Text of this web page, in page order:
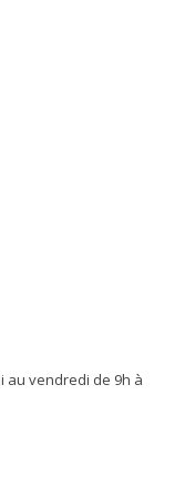
au vendredi de 9h à